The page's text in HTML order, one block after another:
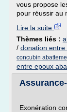
vous propose
pour réussir au
Lire la suite
Thèmes liés :
/ donation
concubin
entre epoux
Exonération